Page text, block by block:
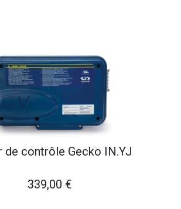
de contrôle Gecko IN.YJ
339,00 €